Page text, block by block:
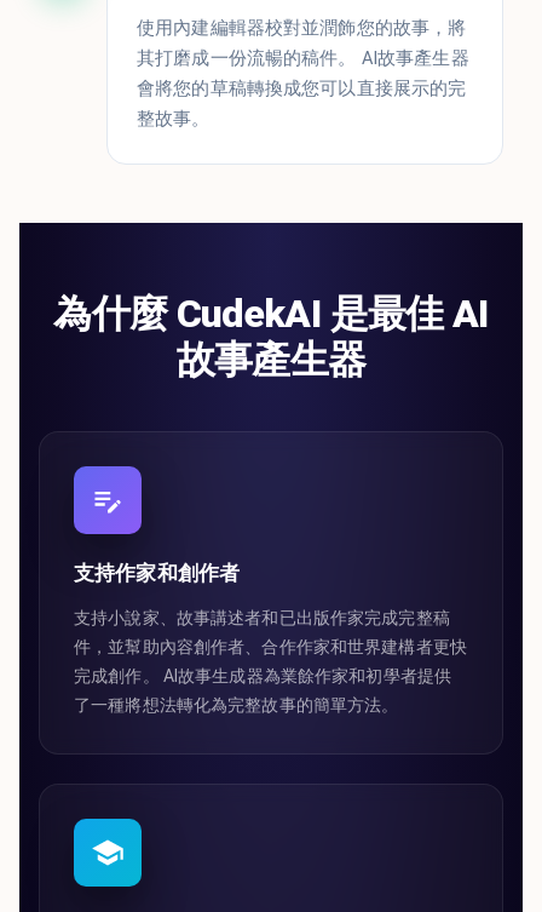
使用內建編輯器校對並潤飾您的故事，將
其打磨成一份流暢的稿件。 AI故事產生器
會將您的草稿轉換成您可以直接展示的完
整故事。
為什麼 CudekAI 是最佳 AI
故事產生器
支持作家和創作者
支持小說家、故事講述者和已出版作家完成完整稿
件，並幫助內容創作者、合作作家和世界建構者更快
完成創作。 AI故事生成器為業餘作家和初學者提供
了一種將想法轉化為完整故事的簡單方法。